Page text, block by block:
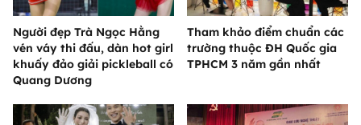
Người đẹp Trà Ngọc Hằng
vén váy thi đấu, dàn hot girl
khuấy đảo giải pickleball có
Quang Dương
Tham khảo điểm chuẩn các
trường thuộc ĐH Quốc gia
TPHCM 3 năm gần nhất